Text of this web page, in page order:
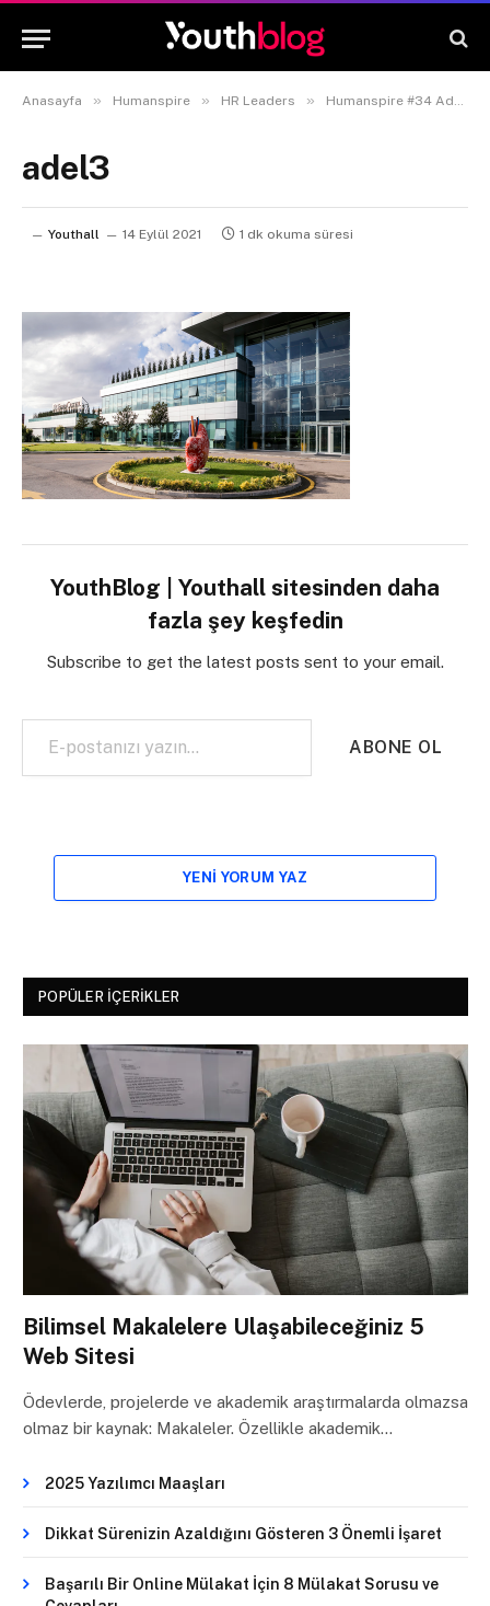
Anasayfa » Humanspire » HR Leaders » Humanspire #34 Adel Kalemcilik İnsan Kaynakları ve Kalite Direktörü Dr. K. Mehmet Büyükçolak
adel3
Youthall 14 Eylül 2021 1 dk okuma süresi
YouthBlog | Youthall sitesinden daha
fazla şey keşfedin
Subscribe to get the latest posts sent to your email.
E-postanızı yazın…
ABONE OL
YENI YORUM YAZ
POPÜLER İÇERIKLER
Bilimsel Makalelere Ulaşabileceğiniz 5
Web Sitesi
Ödevlerde, projelerde ve akademik araştırmalarda olmazsa
olmaz bir kaynak: Makaleler. Özellikle akademik…
2025 Yazılımcı Maaşları
Dikkat Sürenizin Azaldığını Gösteren 3 Önemli İşaret
Başarılı Bir Online Mülakat İçin 8 Mülakat Sorusu ve